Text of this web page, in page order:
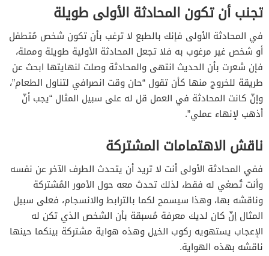
تجنب أن تكون المحادثة الأولى طويلة
في المحادثة الأولى فإنك بالطبع لا ترغب بأن تكون شخص مُتطفل
أو شخص غير مرغوب به فلا تجعل المحادثة الأولية طويلة ومملة،
فإن شعرت بأن الحديث انتهى والمحادثة وصلت لنهايتها ابحث عن
طريقة للخروج منها كأن تقول “حان وقت انصرافي لتناول الطعام”،
وإنّ كانت المحادثة في العمل قل له على سبيل المثال “يجب أنّ
أذهب لإنهاء عملي”.
ناقش الاهتمامات المشتركة
ففي المحادثة الأولى أنت لا تريد أن يتحدث الطرف الآخر عن نفسه
وأنت تُصغي له فقط، لذلك تحدث معه حول الأمور المُشتركة
وناقشه بها، وهذا سيسمح لكما بالترابط والانسجام، فعلى سبيل
المثال إنّ كان لديك معرفة مُسبقة بأن الشخص الذي تكن له
الإعجاب يستهويه ركوب الخيل وهذه هواية مشتركة بينكما حينها
ناقشه بهذه الهواية.